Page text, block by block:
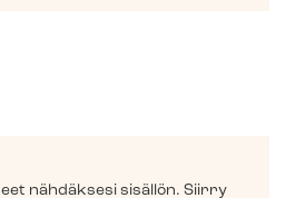
nähdäksesi sisällön. Siirry